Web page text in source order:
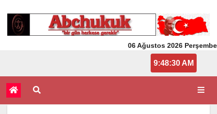
06 Ağustos 2026 Perşembe
9:48:31 AM